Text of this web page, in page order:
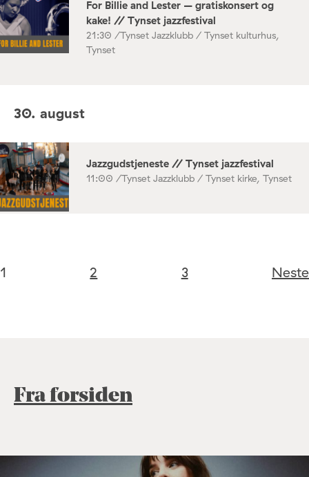
For Billie and Lester – gratiskonsert og
kake! // Tynset jazzfestival
21:30 /Tynset Jazzklubb / Tynset kulturhus,
Tynset
30. august
Jazzgudstjeneste // Tynset jazzfestival
11:00 /Tynset Jazzklubb / Tynset kirke, Tynset
1 2 3 Neste
Fra forsiden